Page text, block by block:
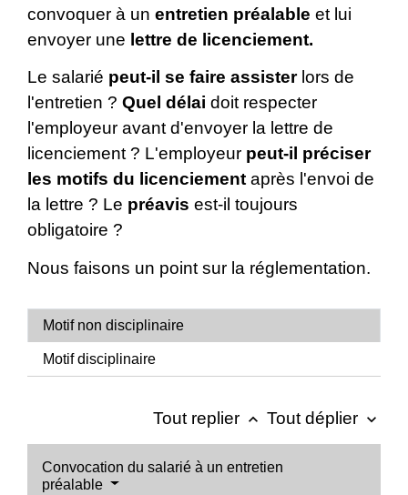
convoquer à un entretien préalable et lui
envoyer une lettre de licenciement.
Le salarié peut-il se faire assisterlors de
l'entretien ? Quel délai doit respecter
l'employeur avant d'envoyer la lettre de
licenciement ? L'employeur peut-il préciser
les motifs du licenciement après l'envoi de
la lettre ? Le préavis est-il toujours
obligatoire ?
Nous faisons un point sur la réglementation.
Motif non disciplinaire
Motif disciplinaire
Tout replier keyboard_arrow_up Tout déplier keyboard_arrow_down
Convocation du salarié à un entretien
préalable